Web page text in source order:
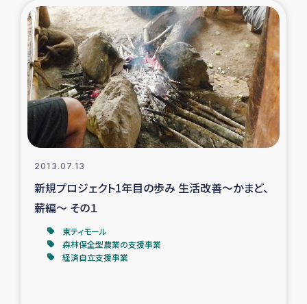
トルコ・シリア地震被災者支援
デニヤヤ小規模紅茶農家支援
コーヒー生産者支援
アイナロ県マウベシ郡でのコーヒー畑改善事業
アグロフォレストリー（カカオ）事業
2013.07.13
新規プロジェクト1年目の歩み 生活改善～かまど、
薪編～ その１
東ティモール
森林保全型農業の支援事業
経済自立支援事業